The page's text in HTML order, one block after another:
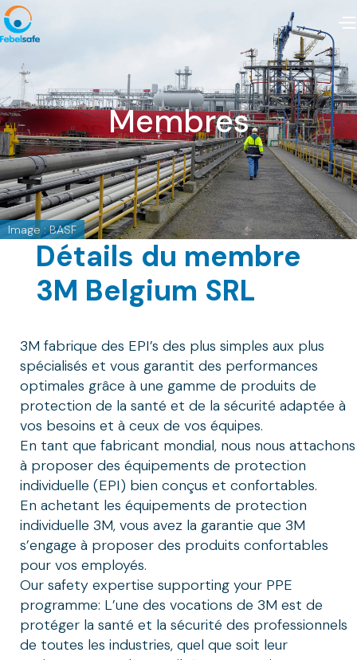
Membres
Image : BASF
Détails du membre
3M Belgium SRL
3M fabrique des EPI’s des plus simples aux plus
spécialisés et vous garantit des performances
optimales grâce à une gamme de produits de
protection de la santé et de la sécurité adaptée à
vos besoins et à ceux de vos équipes.
En tant que fabricant mondial, nous nous attachons
à proposer des équipements de protection
individuelle (EPI) bien conçus et confortables.
En achetant les équipements de protection
individuelle 3M, vous avez la garantie que 3M
s’engage à proposer des produits confortables
pour vos employés.
Our safety expertise supporting your PPE
programme: L’une des vocations de 3M est de
protéger la santé et la sécurité des professionnels
de toutes les industries, quel que soit leur